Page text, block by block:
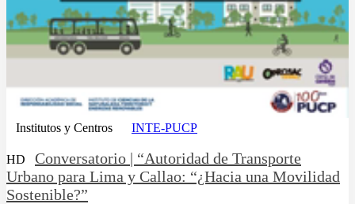
Institutos y Centros INTE-PUCP
HD
Conversatorio | “Autoridad de Transporte
Urbano para Lima y Callao: “¿Hacia una Movilidad
Sostenible?”